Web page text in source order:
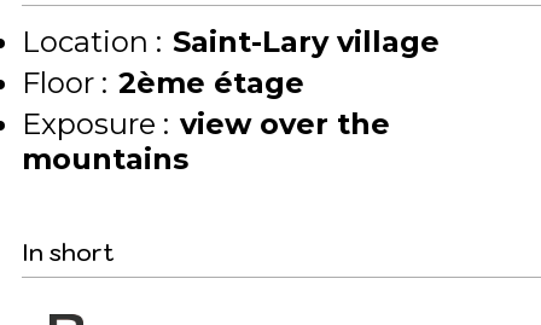
Location : Saint-Lary village
Floor : 2ème étage
Exposure : view over the
mountains
In short